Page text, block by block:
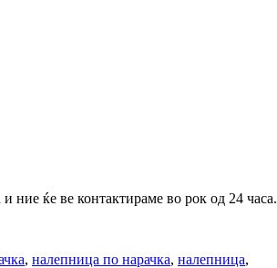
ние ќе ве контактираме во рок од 24 часа.
, налепница по нарачка, налепница,